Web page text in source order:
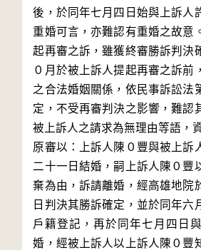
後，於同年七月四日始與上訴人
重婚可言，亦難認有重婚之故意
起再審之訴，雖獲終審勝訴判決
０月於被上訴人提起再審之訴前
之合法婚姻關係，依民事訴訟法
定，不受再審判決之影響，難認
被上訴人之請求為無理由等語，
原審以：上訴人陳０豐與被上訴
二十一日結婚，嗣上訴人陳０豐
棄為由，訴請離婚，經高雄地院
日判決其勝訴確定，並於同年六
戶籍登記，再於同年七月四日
婚，經被上訴人以上訴人陳０豐